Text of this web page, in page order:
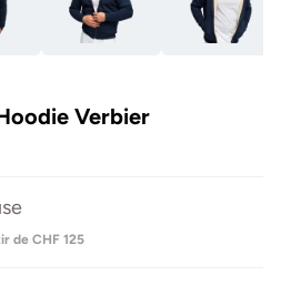
Verbier
de CHF 125